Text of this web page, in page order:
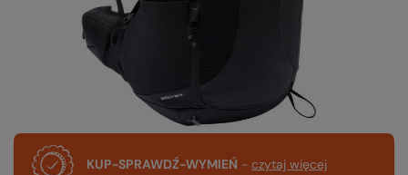
KUP-SPRAWDŹ-WYMIEŃ - czytaj więcej